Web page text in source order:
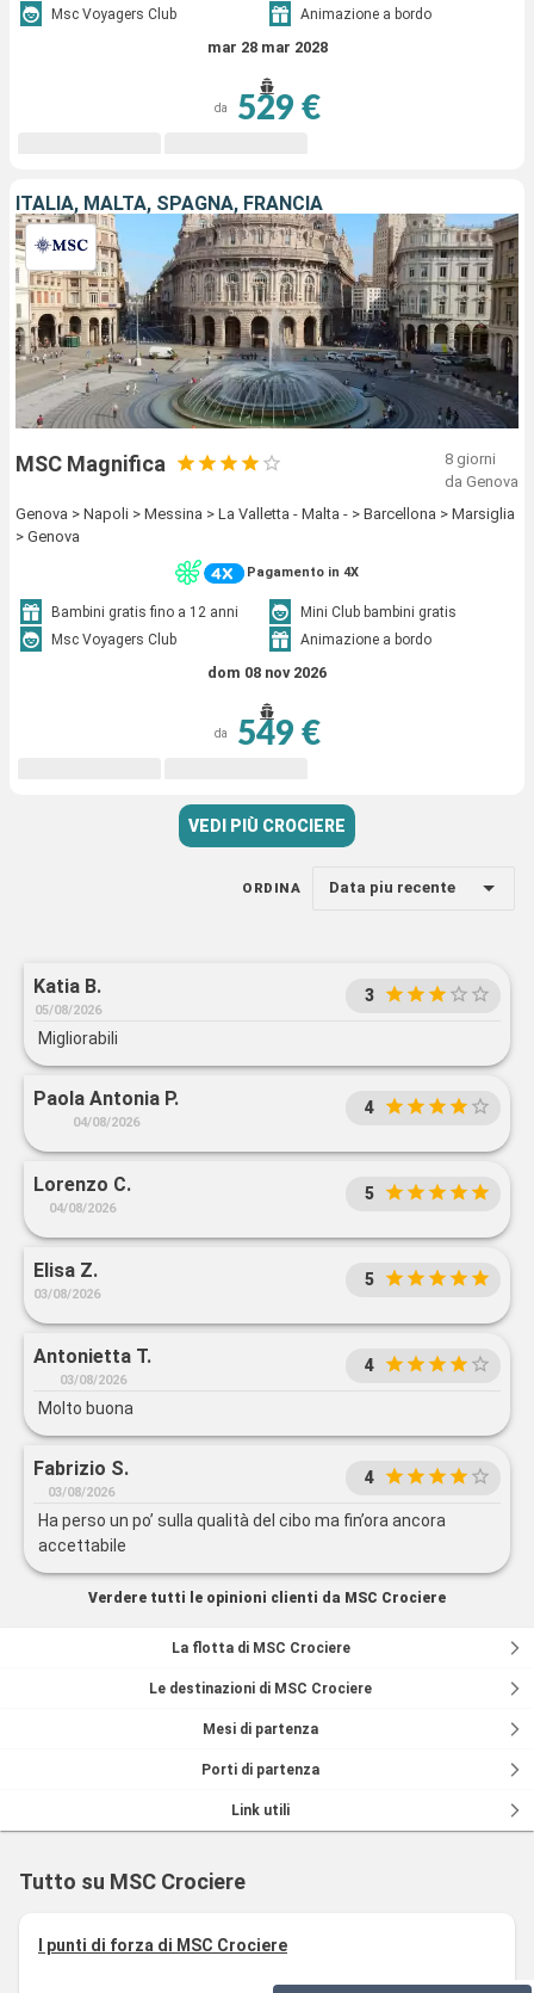
Msc Voyagers Club
Animazione a bordo
mar 28 mar 2028
da 529 €
ITALIA, MALTA, SPAGNA, FRANCIA
MSC Magnifica
8 giorni
da Genova
Genova > Napoli > Messina > La Valletta - Malta - > Barcellona > Marsiglia
> Genova
Pagamento in 4X
Bambini gratis fino a 12 anni
Mini Club bambini gratis
Msc Voyagers Club
Animazione a bordo
dom 08 nov 2026
da 549 €
VEDI PIÙ CROCIERE
ORDINA Data piu recente
Katia B.
05/08/2026
3
Migliorabili
Paola Antonia P.
04/08/2026
4
Lorenzo C.
04/08/2026
5
Elisa Z.
03/08/2026
5
Antonietta T.
03/08/2026
4
Molto buona
Fabrizio S.
03/08/2026
4
Ha perso un po’ sulla qualità del cibo ma fin’ora ancora
accettabile
Verdere tutti le opinioni clienti da MSC Crociere
La flotta di MSC Crociere
Le destinazioni di MSC Crociere
Mesi di partenza
Porti di partenza
Link utili
Tutto su MSC Crociere
I punti di forza di MSC Crociere